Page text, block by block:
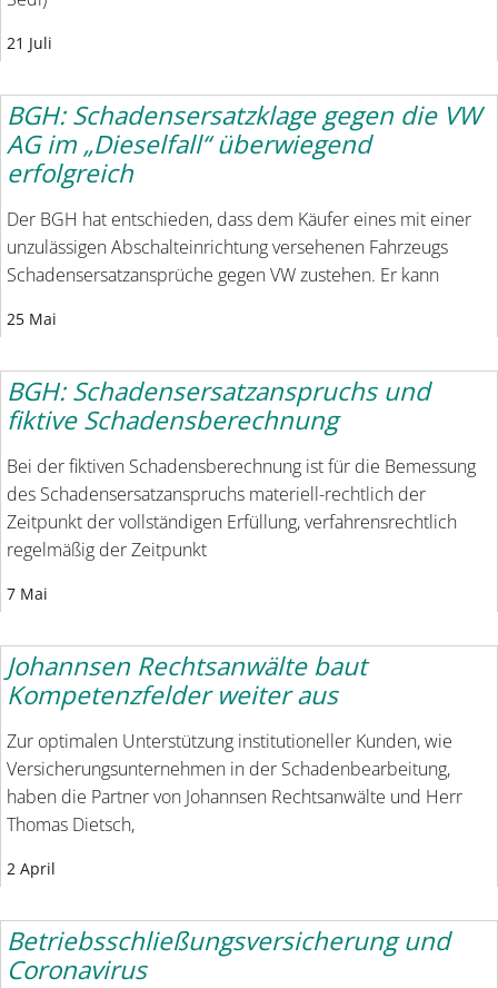
21 Juli
BGH: Schadensersatzklage gegen die VW
AG im „Dieselfall“ überwiegend
erfolgreich
Der BGH hat entschieden, dass dem Käufer eines mit einer
unzulässigen Abschalteinrichtung versehenen Fahrzeugs
Schadensersatzansprüche gegen VW zustehen. Er kann
25 Mai
BGH: Schadensersatzanspruchs und
fiktive Schadensberechnung
Bei der fiktiven Schadensberechnung ist für die Bemessung
des Schadensersatzanspruchs materiell-rechtlich der
Zeitpunkt der vollständigen Erfüllung, verfahrensrechtlich
regelmäßig der Zeitpunkt
7 Mai
Johannsen Rechtsanwälte baut
Kompetenzfelder weiter aus
Zur optimalen Unterstützung institutioneller Kunden, wie
Versicherungsunternehmen in der Schadenbearbeitung,
haben die Partner von Johannsen Rechtsanwälte und Herr
Thomas Dietsch,
2 April
Betriebsschließungsversicherung und
Coronavirus